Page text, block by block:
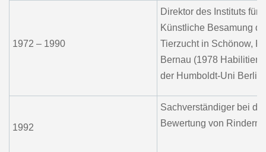
1972 – 1990
Direktor des Instituts für
Künstliche Besamung
Tierzucht in Schönow,
Bernau (1978
der Humboldt-Uni Berlin)
1992
Sachverständiger bei der
Bewertung von Rindern